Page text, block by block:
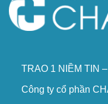
TRAO 1 NIỀM TIN
Công ty cổ phần